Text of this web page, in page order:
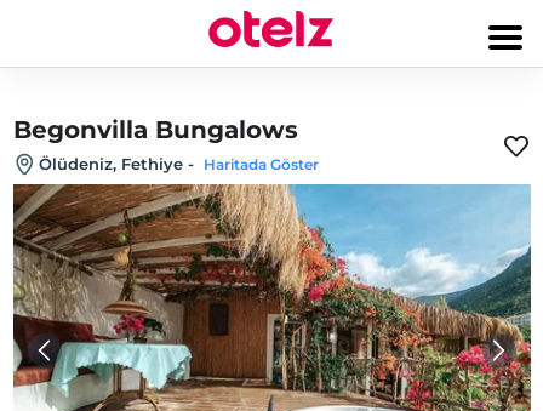
Begonvilla Bungalows
Ölüdeniz, Fethiye - Haritada Göster